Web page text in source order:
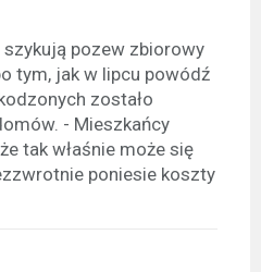
pozew zbiorowy
tym, jak w lipcu powódź
zostało
- Mieszkańcy
tak właśnie może się
poniesie koszty